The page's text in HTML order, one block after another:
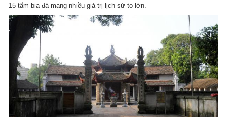
15 tấm bia đá mang nhiều giá trị lịch sử to lớn.